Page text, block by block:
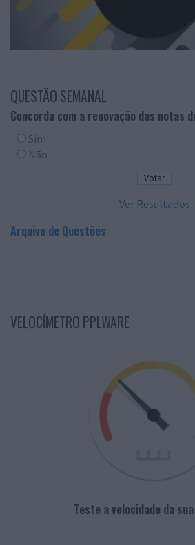
QUESTÃO SEMANAL
Concorda com a renovação das notas
Sim
Não
Ver Resultados
Arquivo de Questões
VELOCÍMETRO PPLWARE
Teste a velocidade da